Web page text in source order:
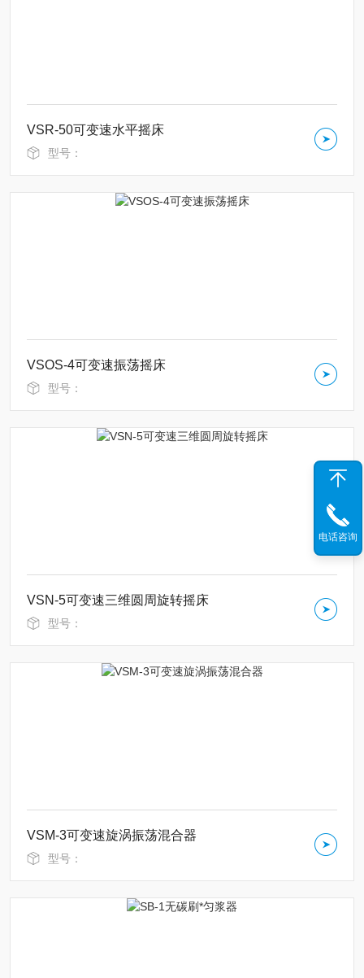
VSR-50可变速水平摇床
型号：
VSOS-4可变速振荡摇床
型号：
VSN-5可变速三维圆周旋转摇床
型号：
VSM-3可变速旋涡振荡混合器
型号：
电话咨询